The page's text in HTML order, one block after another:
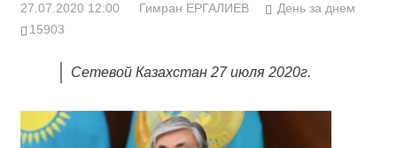
27.07.2020 12:00 Гимран ЕРГАЛИЕВ
День за днем
15903
Сетевой Казахстан 27 июля 2020г.